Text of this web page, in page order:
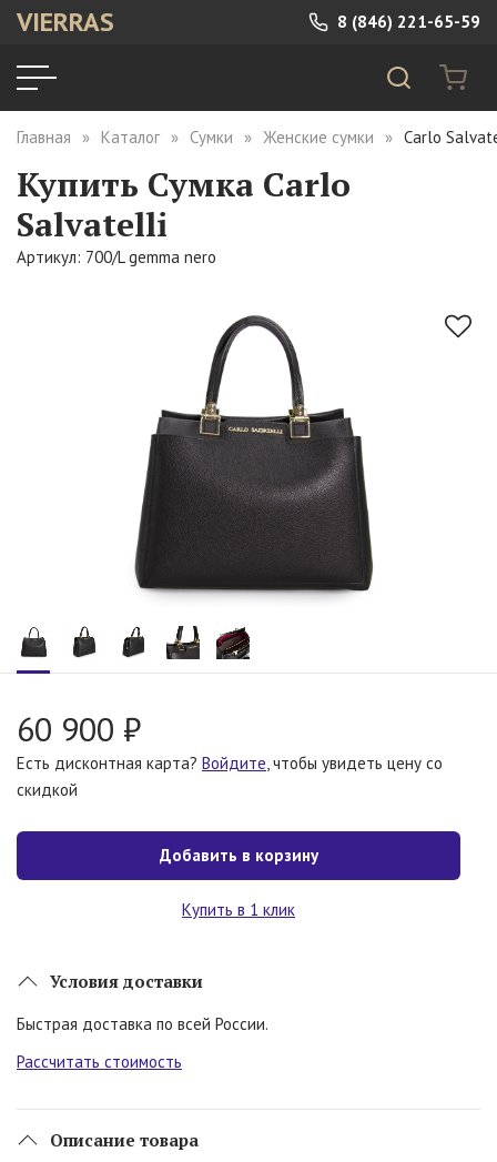
VIERRAS 8 (846) 221-65-59
Главная Каталог Сумки Женские сумки Carlo
Купить Сумка Carlo
Salvatelli
Артикул: 700/L gemma nero
60 900 ₽
Есть дисконтная карта? Войдите, чтобы увидеть цену со
скидкой
Добавить в корзину
Купить в 1 клик
Условия доставки
Быстрая доставка по всей России.
Рассчитать стоимость
Описание товара